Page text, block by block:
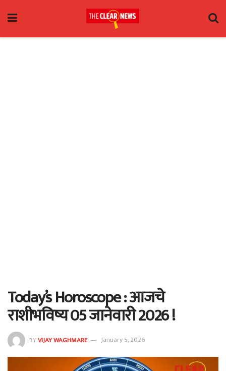
Today’s Horoscope : आजचे
राशीभविष्य 05 जानेवारी 2026 !
BYVIJAY WAGHMARE January 5, 2026